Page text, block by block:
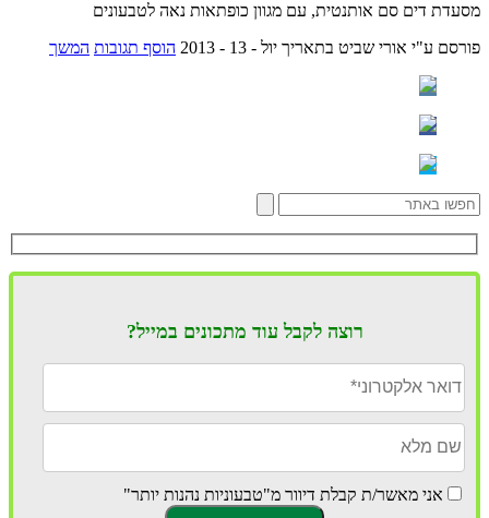
מסעדת דים סם אותנטית, עם מגוון כופתאות נאה לטבעונים
פורסם ע"י אורי שביט בתאריך יול - 13 - 2013 הוסף תגובות המשך
רוצה לקבל עוד מתכונים במייל?
אני מאשר/ת קבלת דיוור מ"טבעוניות נהנות יותר"